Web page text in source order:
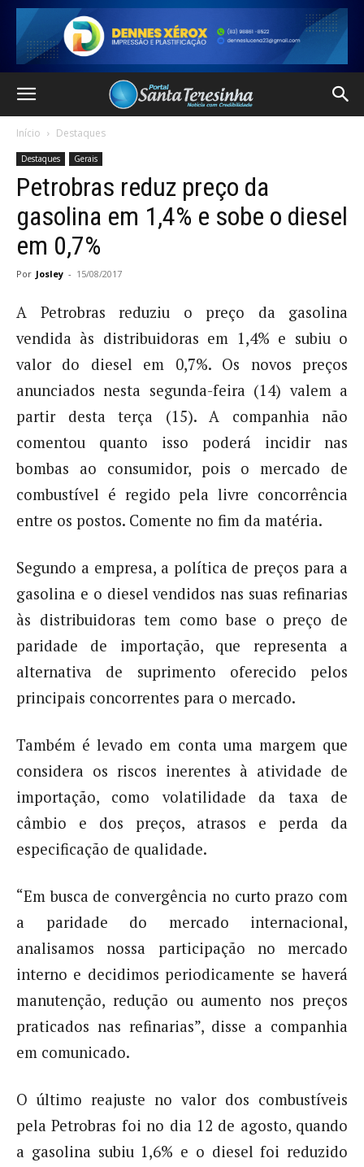
Início Destaques
Destaques Gerais
Petrobras reduz preço da
gasolina em 1,4% e sobe o diesel
em 0,7%
Por Josley - 15/08/2017
A Petrobras reduziu o preço da gasolina
vendida às distribuidoras em 1,4% e subiu o
valor do diesel em 0,7%. Os novos preços
anunciados nesta segunda-feira (14) valem a
partir desta terça (15). A companhia não
comentou quanto isso poderá incidir nas
bombas ao consumidor, pois o mercado de
combustível é regido pela livre concorrência
entre os postos. Comente no fim da matéria.
Segundo a empresa, a política de preços para a
gasolina e o diesel vendidos nas suas refinarias
às distribuidoras tem como base o preço de
paridade de importação, que representa a
alternativa de suprimento oferecido pelos
principais concorrentes para o mercado.
Também é levado em conta uma margem que
considera os riscos inerentes à atividade de
importação, como volatilidade da taxa de
câmbio e dos preços, atrasos e perda da
especificação de qualidade.
“Em busca de convergência no curto prazo com
a paridade do mercado internacional,
analisamos nossa participação no mercado
interno e decidimos periodicamente se haverá
manutenção, redução ou aumento nos preços
praticados nas refinarias”, disse a companhia
em comunicado.
O último reajuste no valor dos combustíveis
pela Petrobras foi no dia 12 de agosto, quando
a gasolina subiu 1,6% e o diesel foi reduzido